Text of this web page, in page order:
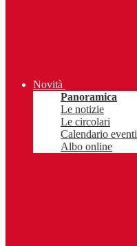
Novità
Panoramica
Le notizie
Le circolari
Calendario eventi
Albo online